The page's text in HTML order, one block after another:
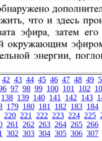
42 43 44 45 46 47 48 49
97 98 99 100 101 102
138 139 140 141 142 143
179 180 181 182 183 184
220 221 222 223 224 225
261 262 263 264 265 266
302 303 304 305 306 307